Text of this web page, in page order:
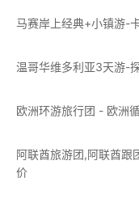
马赛岸上经典+小镇游-
温哥华维多利亚3天游-
欧洲环游旅行团 - 欧洲
阿联酋旅游团,阿联酋跟
价